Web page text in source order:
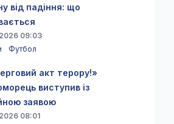
від падіння: що
09:03
Футбол
акт терору!»
виступив із
заявою
08:01